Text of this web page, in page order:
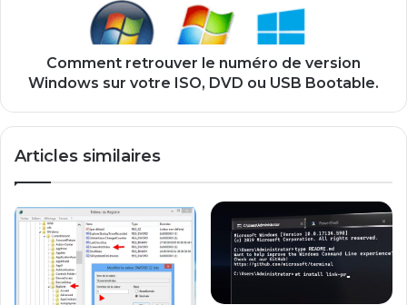
DVD
Comment retrouver le numéro de version
Windows sur votre ISO, DVD ou USB Bootable.
Articles similaires